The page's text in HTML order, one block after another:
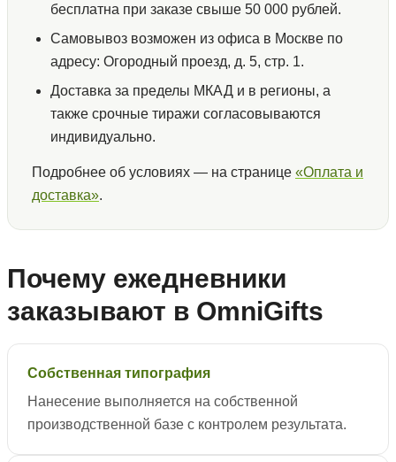
бесплатна при заказе свыше 50 000 рублей.
Самовывоз возможен из офиса в Москве по
адресу: Огородный проезд, д. 5, стр. 1.
Доставка за пределы МКАД и в регионы, а
также срочные тиражи согласовываются
индивидуально.
Подробнее об условиях — на странице «Оплата и
доставка».
Почему ежедневники
заказывают в OmniGifts
Собственная типография
Нанесение выполняется на собственной
производственной базе с контролем результата.